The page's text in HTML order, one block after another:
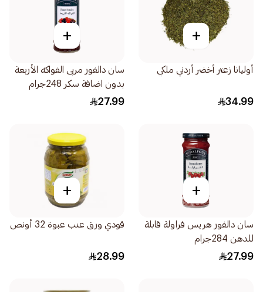
+
أوليانا زعتر أخضر أردني ملكي
34.99
+
سان دالفور مربى الفواكه الأربعة
بدون اضافة سكر 248جرام
27.99
+
سان دالفور هريس فراولة قابلة
للدهن 284جرام
27.99
+
قودي ورق عنب عبوة 32 أونص
28.99